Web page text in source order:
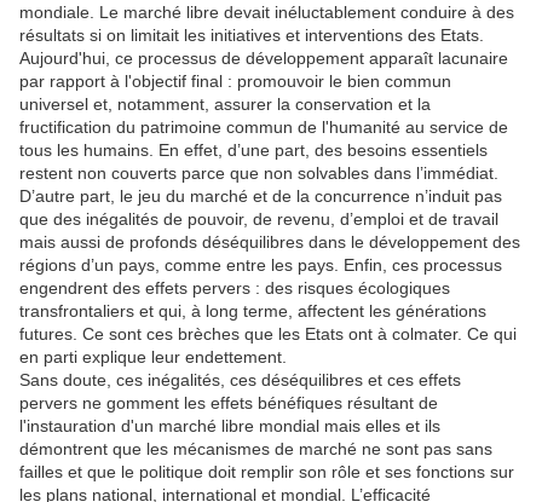
mondiale. Le marché libre devait inéluctablement conduire à des
résultats si on limitait les initiatives et interventions des Etats.
Aujourd'hui, ce processus de développement apparaît lacunaire
par rapport à l'objectif final : promouvoir le bien commun
universel et, notamment, assurer la conservation et la
fructification du patrimoine commun de l'humanité au service de
tous les humains. En effet, d’une part, des besoins essentiels
restent non couverts parce que non solvables dans l’immédiat.
D’autre part, le jeu du marché et de la concurrence n’induit pas
que des inégalités de pouvoir, de revenu, d’emploi et de travail
mais aussi de profonds déséquilibres dans le développement des
régions d’un pays, comme entre les pays. Enfin, ces processus
engendrent des effets pervers : des risques écologiques
transfrontaliers et qui, à long terme, affectent les générations
futures. Ce sont ces brèches que les Etats ont à colmater. Ce qui
en parti explique leur endettement.
Sans doute, ces inégalités, ces déséquilibres et ces effets
pervers ne gomment les effets bénéfiques résultant de
l'instauration d'un marché libre mondial mais elles et ils
démontrent que les mécanismes de marché ne sont pas sans
failles et que le politique doit remplir son rôle et ses fonctions sur
les plans national, international et mondial. L’efficacité